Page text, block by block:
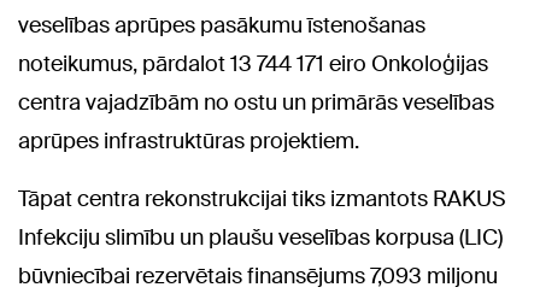
veselības aprūpes pasākumu īstenošanas
noteikumus, pārdalot 13 744 171 eiro Onkoloģijas
centra vajadzībām no ostu un primārās veselības
aprūpes infrastruktūras projektiem.
Tāpat centra rekonstrukcijai tiks izmantots RAKUS
Infekciju slimību un plaušu veselības korpusa (LIC)
būvniecībai rezervētais finansējums 7,093 miljonu